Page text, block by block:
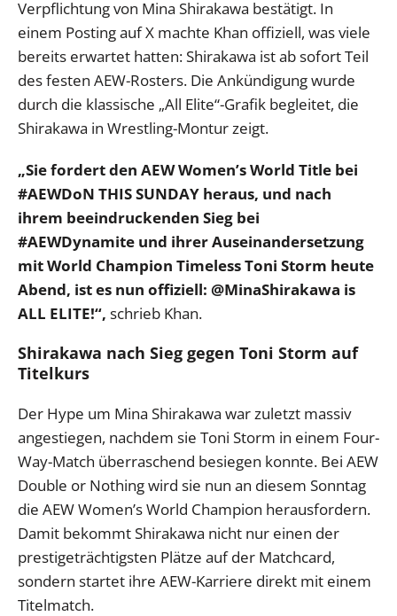
Verpflichtung von Mina Shirakawa bestätigt. In
einem Posting auf X machte Khan offiziell, was viele
bereits erwartet hatten: Shirakawa ist ab sofort Teil
des festen AEW-Rosters. Die Ankündigung wurde
durch die klassische „All Elite“-Grafik begleitet, die
Shirakawa in Wrestling-Montur zeigt.
„Sie fordert den AEW Women’s World Title bei
#AEWDoN THIS SUNDAY heraus, und nach
ihrem beeindruckenden Sieg bei
#AEWDynamite und ihrer Auseinandersetzung
mit World Champion Timeless Toni Storm heute
Abend, ist es nun offiziell: @MinaShirakawa is
ALL ELITE!“, schrieb Khan.
Shirakawa nach Sieg gegen Toni Storm auf
Titelkurs
Der Hype um Mina Shirakawa war zuletzt massiv
angestiegen, nachdem sie Toni Storm in einem Four-
Way-Match überraschend besiegen konnte. Bei AEW
Double or Nothing wird sie nun an diesem Sonntag
die AEW Women’s World Champion herausfordern.
Damit bekommt Shirakawa nicht nur einen der
prestigeträchtigsten Plätze auf der Matchcard,
sondern startet ihre AEW-Karriere direkt mit einem
Titelmatch.